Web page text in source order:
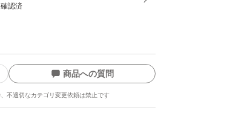
す
め日にちをずらすか
認済
商品への質問
不適切なカテゴリ変更依頼は禁止です